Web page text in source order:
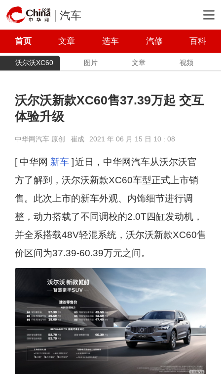
汽车
首页 文章 选车 汽修 百科
沃尔沃XC60 图片 文章 视频
沃尔沃新款XC60售37.39万起 交互
体验升级
中华网汽车 原创 崔成 2021 年 06 月 15 日 10 : 08
[ 中华网 新车] 近日，中华网汽车从沃尔沃官
方了解到，沃尔沃新款XC60车型正式上市销
售。此次上市的新车外观、内饰细节进行调
整，动力搭载了不同调校的2.0T四缸发动机，
并全系搭载48V轻混系统，沃尔沃新款XC60售
价区间为37.39-60.39万元之间。